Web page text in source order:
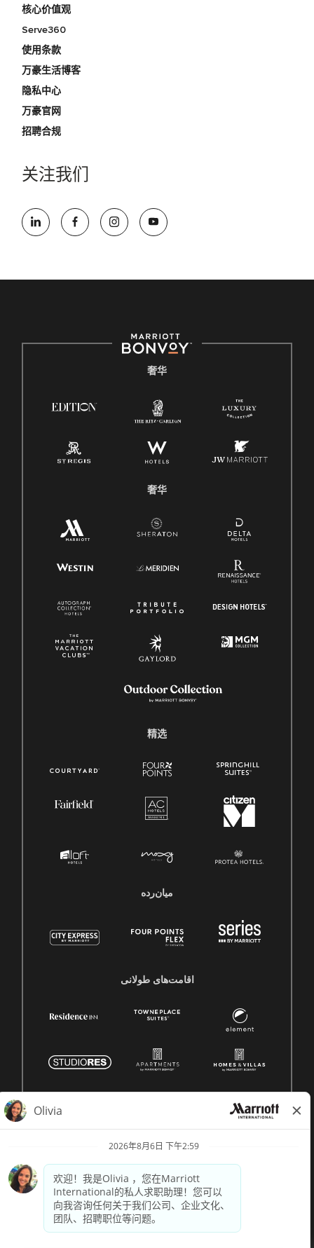
核心价值观
Serve360
使用条款
万豪生活博客
隐私中心
万豪官网
招聘合规
关注我们
奢华
奢华
精选
میان‌رده
اقامت‌های طولانی